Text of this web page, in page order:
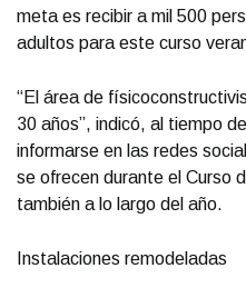
meta es recibir a mil 500
adultos para este curso
“El área de
30 años”, indicó, al tiempo
informarse en las redes
se ofrecen durante el Curso
también a lo largo del año.
Instalaciones remodeladas